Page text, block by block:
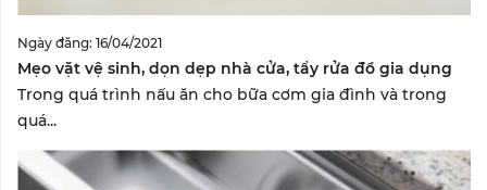
Ngày đăng: 16/04/2021
Mẹo vặt vệ sinh, dọn dẹp nhà cửa, tẩy rửa đồ gia dụng
Trong quá trình nấu ăn cho bữa cơm gia đình và trong
quá...